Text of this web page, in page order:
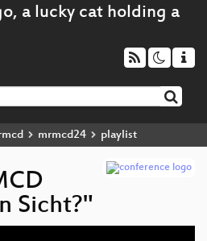
mrmcd24 playlist
Sicht?"